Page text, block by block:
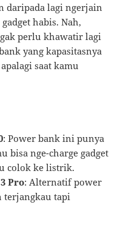
daripada lagi ngerjain
habis. Nah,
perlu khawatir lagi
yang kapasitasnya
saat kamu
: Power bank ini punya
bisa nge-charge gadget
colok ke listrik.
Pro: Alternatif power
terjangkau tapi